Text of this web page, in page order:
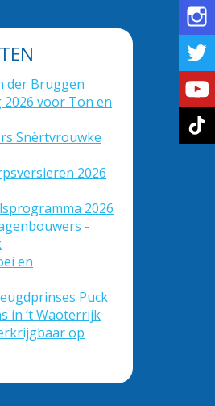
der Bruggen
voor Ton en
Snèrtvrouwke
2026
2026
-
en
Puck
in ’t Waoterrijk
op